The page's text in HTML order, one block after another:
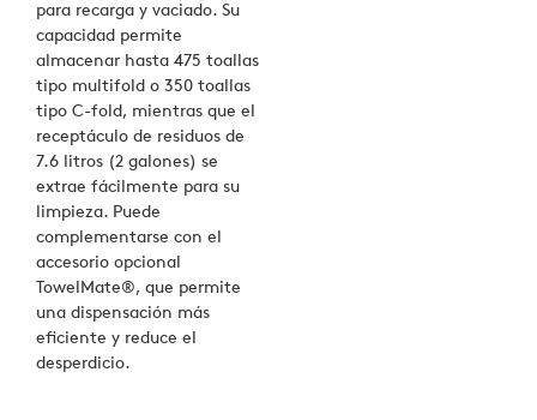
para recarga y vaciado. Su
capacidad permite
almacenar hasta 475 toallas
tipo multifold o 350 toallas
tipo C-fold, mientras que el
receptáculo de residuos de
7.6 litros (2 galones) se
extrae fácilmente para su
limpieza. Puede
complementarse con el
accesorio opcional
TowelMate®, que permite
una dispensación más
eficiente y reduce el
desperdicio.